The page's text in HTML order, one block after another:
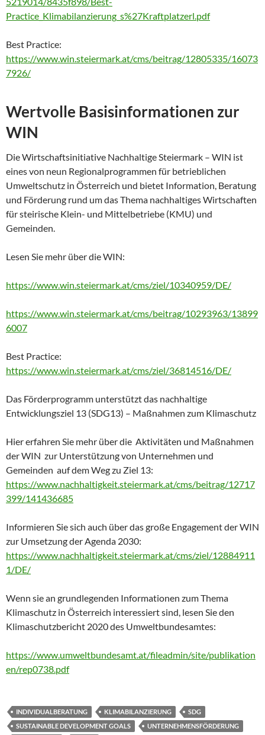
Practice_Klimabilanzierung_s%27Kraftplatzerl.pdf
Best Practice:
https://www.win.steiermark.at/cms/beitrag/12805335/16073
7926/
Wertvolle Basisinformationen zur
WIN
Die Wirtschaftsinitiative Nachhaltige Steiermark – WIN ist
eines von neun Regionalprogrammen für betrieblichen
Umweltschutz in Österreich und bietet Information, Beratung
und Förderung rund um das Thema nachhaltiges Wirtschaften
für steirische Klein- und Mittelbetriebe (KMU) und
Gemeinden.
Lesen Sie mehr über die WIN:
https://www.win.steiermark.at/cms/ziel/10340959/DE/
https://www.win.steiermark.at/cms/beitrag/10293963/13899
6007
Best Practice:
https://www.win.steiermark.at/cms/ziel/36814516/DE/
Das Förderprogramm unterstützt das nachhaltige
Entwicklungsziel 13 (SDG13) – Maßnahmen zum Klimaschutz
Hier erfahren Sie mehr über die Aktivitäten und Maßnahmen
der WIN zur Unterstützung von Unternehmen und
Gemeinden auf dem Weg zu Ziel 13:
https://www.nachhaltigkeit.steiermark.at/cms/beitrag/12717
399/141436685
Informieren Sie sich auch über das große Engagement der WIN
zur Umsetzung der Agenda 2030:
https://www.nachhaltigkeit.steiermark.at/cms/ziel/12884911
1/DE/
Wenn sie an grundlegenden Informationen zum Thema
Klimaschutz in Österreich interessiert sind, lesen Sie den
Klimaschutzbericht 2020 des Umweltbundesamtes:
https://www.umweltbundesamt.at/fileadmin/site/publikation
en/rep0738.pdf
INDIVIDUALBERATUNG KLIMABILANZIERUNG
SDG
SUSTAINABLE DEVELOPMENT GOALS
UNTERNEHMENSFÖRDERUNG